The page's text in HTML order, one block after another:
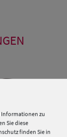
Informationen zu
Sie diese
finden Sie in